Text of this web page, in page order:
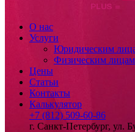
О нас
Услуги
Юридическим
Физическим лицам
Цены
Статьи
Контакты
Калькулятор
+7 (812) 509-60-86
г. Санкт-Петербург, ул.